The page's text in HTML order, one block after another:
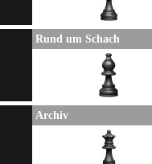
Rund um Schach
Archiv